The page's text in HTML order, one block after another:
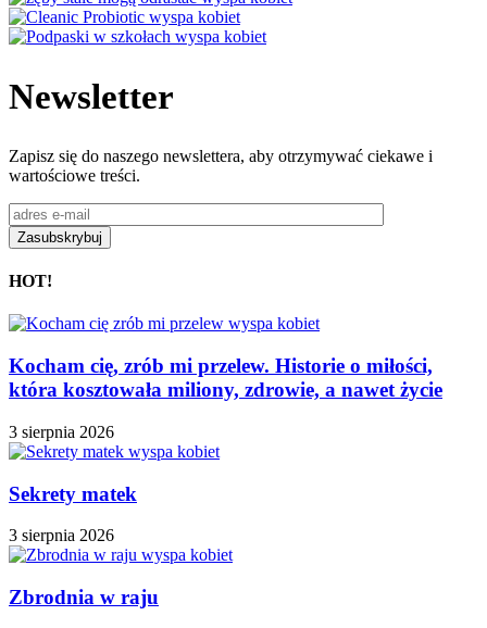
Newsletter
Zapisz się do naszego newslettera, aby otrzymywać ciekawe i
wartościowe treści.
HOT!
Kocham cię, zrób mi przelew. Historie o miłości,
która kosztowała miliony, zdrowie, a nawet życie
3 sierpnia 2026
Sekrety matek
3 sierpnia 2026
Zbrodnia w raju